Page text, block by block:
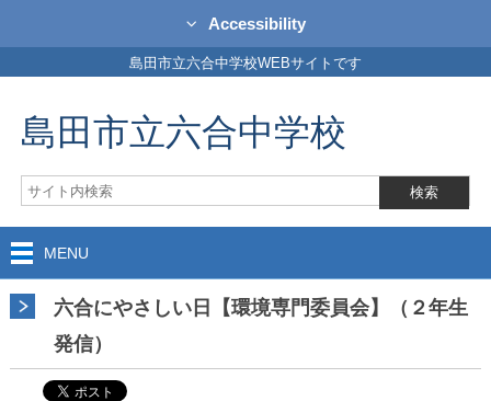
Accessibility
島田市立六合中学校WEBサイトです
島田市立六合中学校
MENU
六合にやさしい日【環境専門委員会】（２年生
発信）